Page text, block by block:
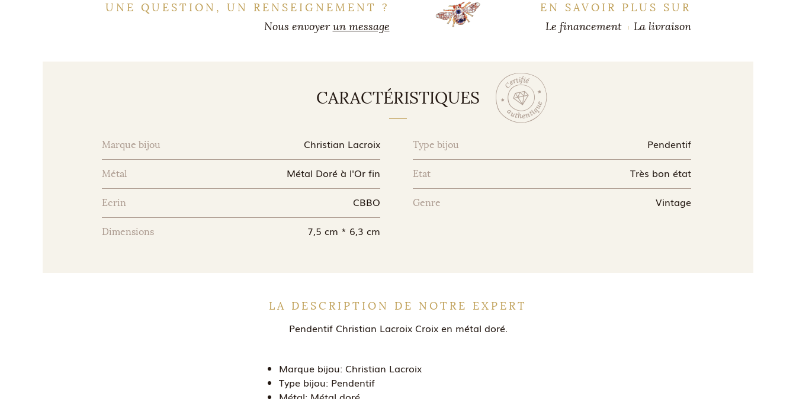
UNE QUESTION, UN RENSEIGNEMENT ?
Nous envoyerun message
EN SAVOIR PLUS SUR
Le financement
La livraison
CARACTÉRISTIQUES
Marque bijou Christian Lacroix Type bijou Pendentif
Métal Métal Doré à l'Or fin Etat Très bon état
Ecrin CBBO Genre Vintage
Dimensions 7,5 cm * 6,3 cm
LA DESCRIPTION DE NOTRE EXPERT
Pendentif Christian Lacroix Croix en métal doré.
Marque bijou: Christian Lacroix
Type bijou: Pendentif